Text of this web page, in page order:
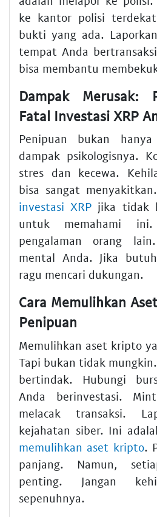
ke kantor polisi
bukti yang ada.
tempat Anda
bisa membantu
Dampak Merusak:
Fatal Investasi XRP
Penipuan bukan
dampak psikologisnya.
stres dan kecewa.
bisa sangat
investasi XRP jika tidak
untuk memahami
pengalaman orang
mental Anda. Jika
ragu mencari dukungan.
Cara Memulihkan
Penipuan
Memulihkan aset kripto
Tapi bukan tidak
bertindak. Hubungi
Anda berinvestasi.
melacak transaksi.
kejahatan siber. Ini
memulihkan aset kripto.
panjang. Namun,
penting. Jangan
sepenuhnya.